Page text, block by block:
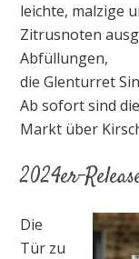
leichte, malzige
Zitrusnoten
Abfüllungen,
die Glenturret
Ab sofort sind
Markt über
2024er-
Die
Tür zu